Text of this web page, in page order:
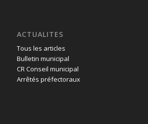
ACTUALITES
Tous les articles
Bulletin municipal
CR Conseil municipal
Arrêtés préfectoraux